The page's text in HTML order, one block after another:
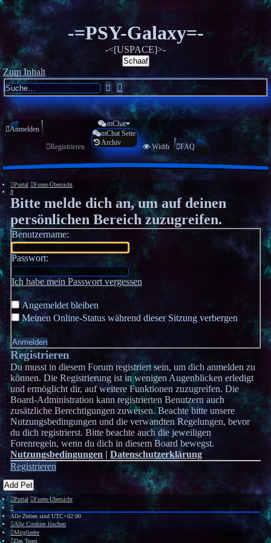
-=PSY-Galaxy=-
-<[USPACE]>-
Schaaf
Zum Inhalt
SucheErweiterte
Suche
Anmelden
Registrieren
mChat
mChat Seite
Archiv
Width FAQ
Portal
Foren-Übersicht
Suche
Bitte melde dich an, um auf deinen
persönlichen Bereich zuzugreifen.
Benutzername:
Passwort:
Ich habe mein Passwort vergessen
Angemeldet bleiben
Meinen Online-Status während dieser Sitzung verbergen
Registrieren
Du musst in diesem Forum registriert sein, um dich anmelden zu
können. Die Registrierung ist in wenigen Augenblicken erledigt
und ermöglicht dir, auf weitere Funktionen zuzugreifen. Die
Board-Administration kann registrierten Benutzern auch
zusätzliche Berechtigungen zuweisen. Beachte bitte unsere
Nutzungsbedingungen und die verwandten Regelungen, bevor
du dich registrierst. Bitte beachte auch die jeweiligen
Forenregeln, wenn du dich in diesem Board bewegst.
Nutzungsbedingungen | Datenschutzerklärung
Registrieren
Add Pet
Portal Foren-Übersicht
Alle Zeiten sind UTC+02:00
Alle Cookies löschen
Mitglieder
Das Team